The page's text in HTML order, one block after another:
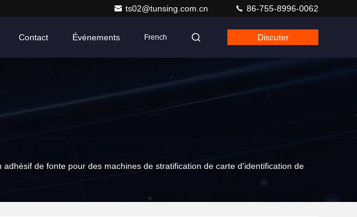
ts02@tunsing.com.cn 86-755-8996-0062
Contact Événements French Discuter
de fonte pour des machines de stratification de carte d'identification de